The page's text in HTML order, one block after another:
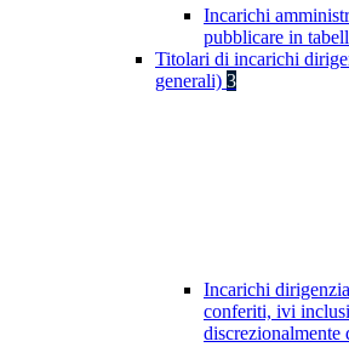
Incarichi
pubblicare in
Titolari di incarichi
generali) 3
Incarichi
conferiti, ivi